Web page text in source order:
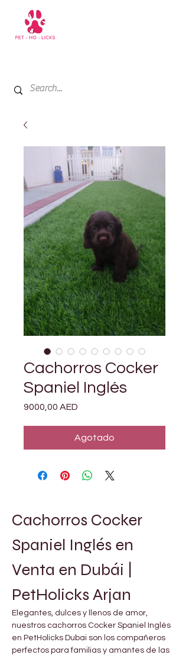
Cachorros Cocker
Spaniel Inglés
9000,00 AED
Agotado
Cachorros Cocker
Spaniel Inglés en
Venta en Dubái |
PetHolicks Arjan
Elegantes, dulces y llenos de amor,
nuestros cachorros Cocker Spaniel Inglés
en PetHolicks Dubai son los compañeros
perfectos para familias y amantes de las